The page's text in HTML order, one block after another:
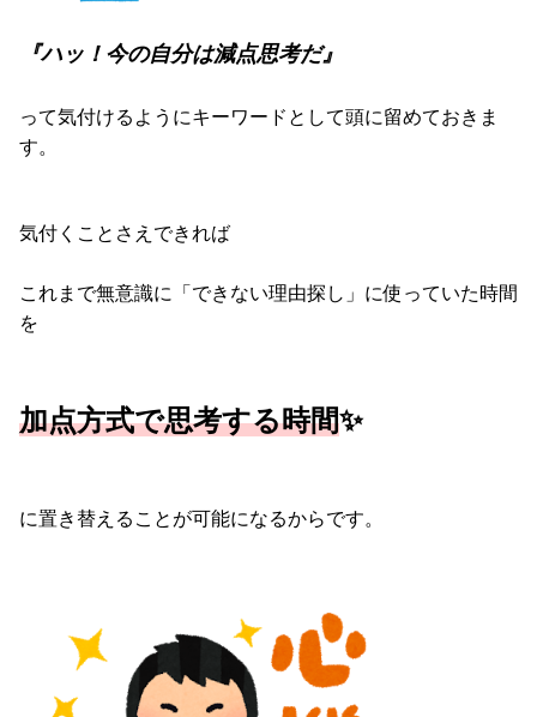
『ハッ！今の自分は減点思考だ』
って気付けるようにキーワードとして頭に留めておきま
す。
気付くことさえできれば
これまで無意識に「できない理由探し」に使っていた時間
を
加点方式で思考する時間✨
に置き替えることが可能になるからです。